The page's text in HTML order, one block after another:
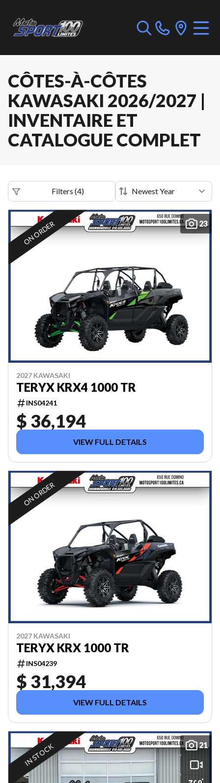
CÔTES-À-CÔTES
KAWASAKI 2026/2027 |
INVENTAIRE ET
CATALOGUE COMPLET
Filters (4)
23
ON ORDER
2027 KAWASAKI
TERYX KRX4 1000 TR
INS04241
$ 36,194
VIEW FULL DETAILS
ON ORDER
2027 KAWASAKI
TERYX KRX 1000 TR
INS04239
$ 31,394
VIEW FULL DETAILS
21
IN STOCK